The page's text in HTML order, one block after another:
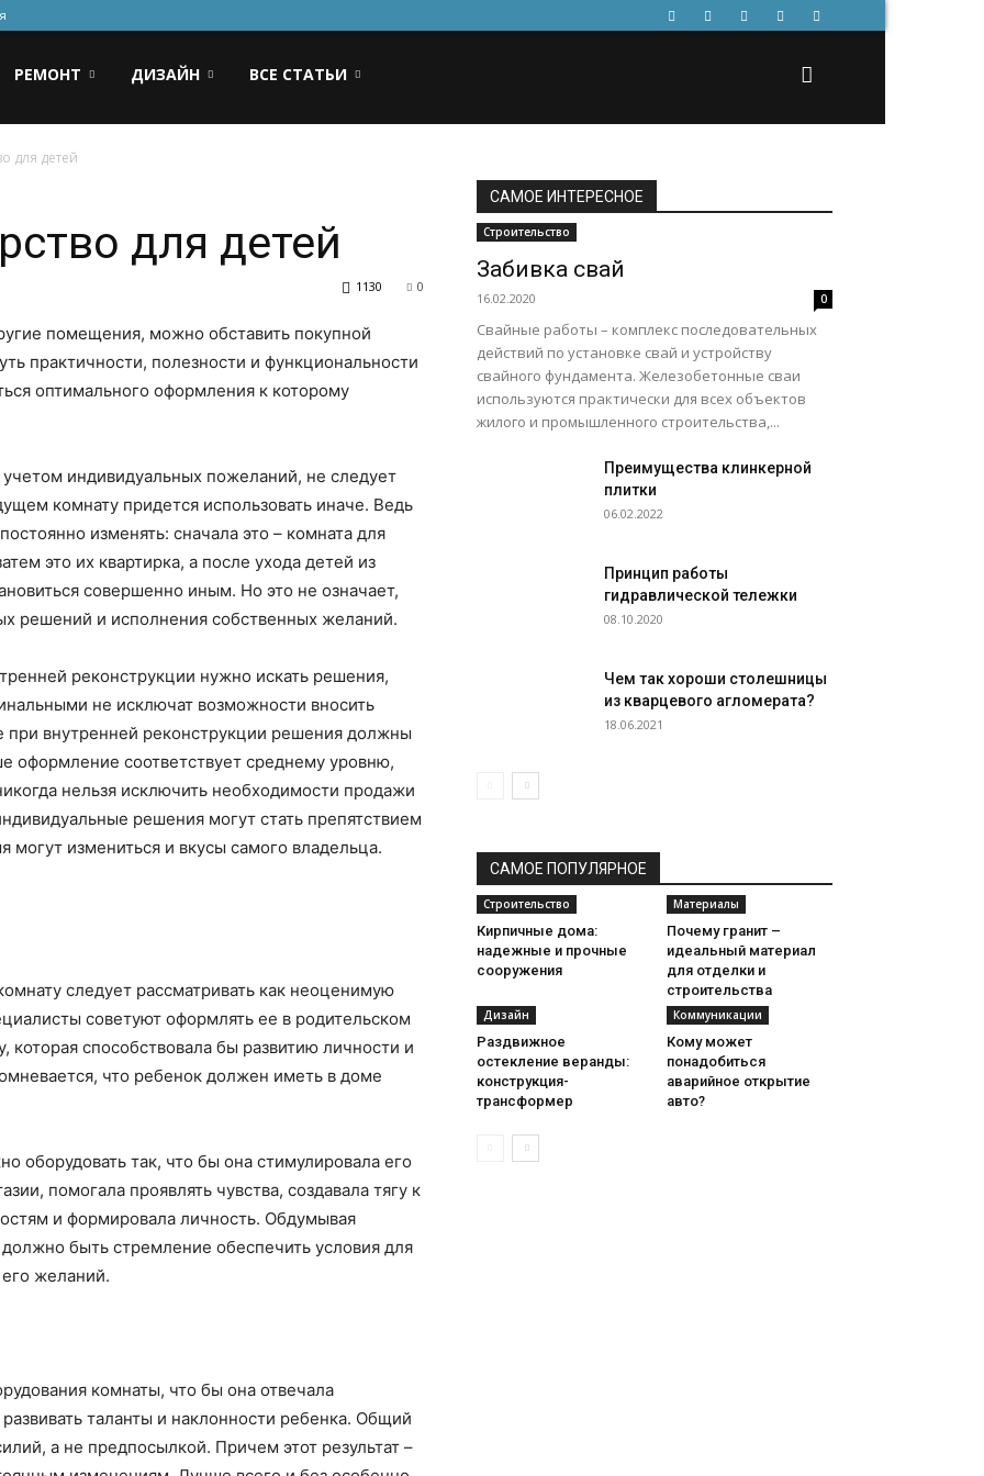
РЕМОНТ ДИЗАЙН ВСЕ СТАТЬИ
для детей
для детей
0
1130
помещения, можно обставить покупной
практичности, полезности и функциональности
оптимального оформления к которому
индивидуальных пожеланий, не следует
комнату придется использовать иначе. Ведь
изменять: сначала это – комната для
это их квартирка, а после ухода детей из
совершенно иным. Но это не означает,
решений и исполнения собственных желаний.
реконструкции нужно искать решения,
не исключат возможности вносить
внутренней реконструкции решения должны
оформление соответствует среднему уровню,
нельзя исключить необходимости продажи
решения могут стать препятствием
могут измениться и вкусы самого владельца.
следует рассматривать как неоценимую
советуют оформлять ее в родительском
способствовала бы развитию личности и
что ребенок должен иметь в доме
оборудовать так, что бы она стимулировала его
помогала проявлять чувства, создавала тягу к
и формировала личность. Обдумывая
быть стремление обеспечить условия для
желаний.
комнаты, что бы она отвечала
таланты и наклонности ребенка. Общий
а не предпосылкой. Причем этот результат –
САМОЕ ИНТЕРЕСНОЕ
Строительство
Забивка свай
16.02.2020 0
Свайные работы – комплекс последовательных
действий по установке свай и устройству
свайного фундамента. Железобетонные сваи
используются практически для всех объектов
жилого и промышленного строительства,...
Преимущества клинкерной
плитки
06.02.2022
Принцип работы
гидравлической тележки
08.10.2020
Чем так хороши столешницы
из кварцевого агломерата?
18.06.2021
САМОЕ ПОПУЛЯРНОЕ
Строительство
Кирпичные дома:
надежные и прочные
сооружения
Материалы
Почему гранит –
идеальный материал
для отделки и
строительства
Дизайн
Раздвижное
остекление веранды:
конструкция-
трансформер
Коммуникации
Кому может
понадобиться
аварийное открытие
авто?